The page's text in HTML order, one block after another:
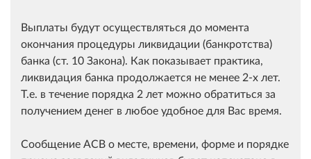
Выплаты будут осуществляться до момента
окончания процедуры ликвидации (банкротства)
банка (ст. 10 Закона). Как показывает практика,
ликвидация банка продолжается не менее 2-х лет.
Т.е. в течение порядка 2 лет можно обратиться за
получением денег в любое удобное для Вас время.
Сообщение АСВ о месте, времени, форме и порядке